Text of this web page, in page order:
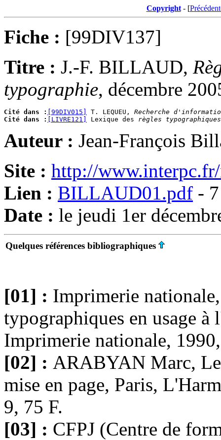
Copyright- [
Fiche : [99DIV137]
Titre : J.-F. BILLAUD,
typographie, décembre
Cité dans : [99DIV015] T. LEQUEU, Recherche
Cité dans :
[LIVRE121] Lexique des règles typographiques
Auteur : Jean-François
Site : http://
Lien : BILLAUD01.pdf -
Date : le jeudi 1er
Quelques références bibliographiques
[01] : Imprimerie
typographiques en usage
Imprimerie nationale,
[02] : ARABYAN Marc,
mise en page, Paris,
9, 75 F.
[03] : CFPJ (Centre de